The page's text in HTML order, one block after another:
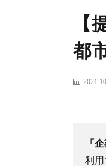
都
「
利